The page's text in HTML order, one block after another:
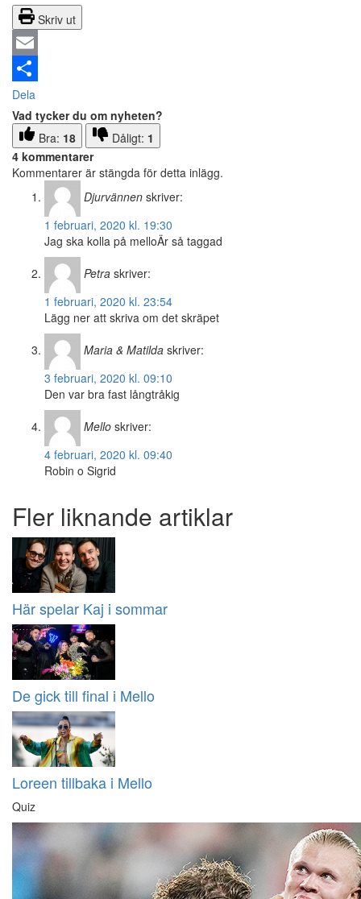
Skriv ut
Email
Dela
Vad tycker du om nyheten?
Bra: 18 Dåligt: 1
4 kommentarer
Kommentarer är stängda för detta inlägg.
Djurvännen skriver:
1 februari, 2020 kl. 19:30
Jag ska kolla på melloÄr så taggad
Petra skriver:
1 februari, 2020 kl. 23:54
Lägg ner att skriva om det skräpet
Maria & Matilda skriver:
3 februari, 2020 kl. 09:10
Den var bra fast långtråkig
Mello skriver:
4 februari, 2020 kl. 09:40
Robin o Sigrid
Fler liknande artiklar
Här spelar Kaj i sommar
De gick till final i Mello
Loreen tillbaka i Mello
Quiz